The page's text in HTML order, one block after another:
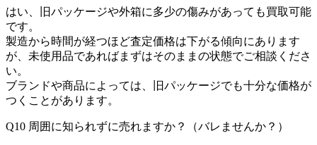
はい、旧パッケージや外箱に多少の傷みがあっても買取可能
です。
製造から時間が経つほど査定価格は下がる傾向にあります
が、未使用品であればまずはそのままの状態でご相談くださ
い。
ブランドや商品によっては、旧パッケージでも十分な価格が
つくことがあります。
Q10 周囲に知られずに売れますか？（バレませんか？）